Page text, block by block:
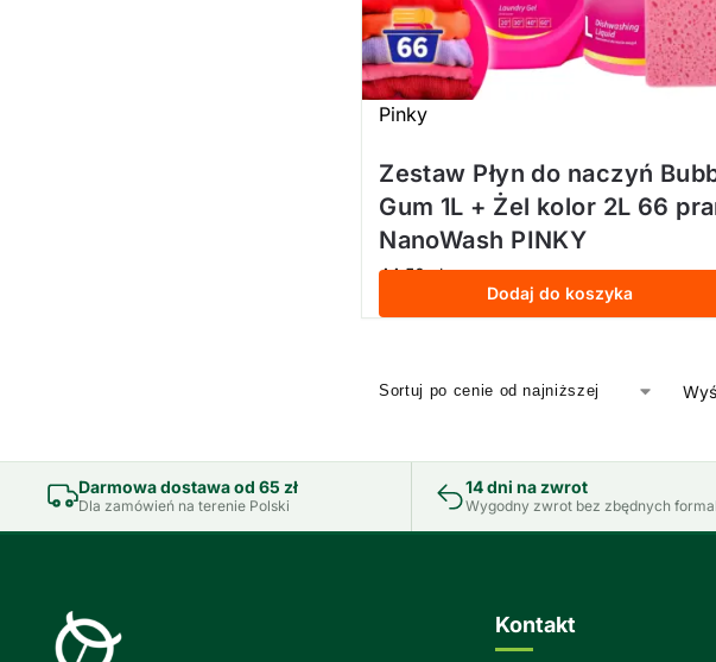
Pinky
Zestaw Płyn do naczyń
Gum 1L + Żel kolor 2L 66
NanoWash PINKY
44,50zł
Dodaj do koszyka
Darmowa dostawa od 65 zł
Dla zamówień na terenie Polski
14 dni na zwrot
Wygodny zwrot bez zbędnych
Kontakt